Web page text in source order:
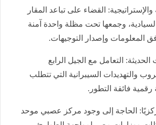
والإستراتيجية: القضاء على تباعد المقار
وجمعها تحت مظلة واحدة آمنة
المعلومات وإصدار التوجيهات.
الحديثة: التعامل مع الجيل الرابع
والتهديدات السيبرانية التي تتطلب
فائقة التطور.
الحاجة إلى وجود مركز عصبي موحد